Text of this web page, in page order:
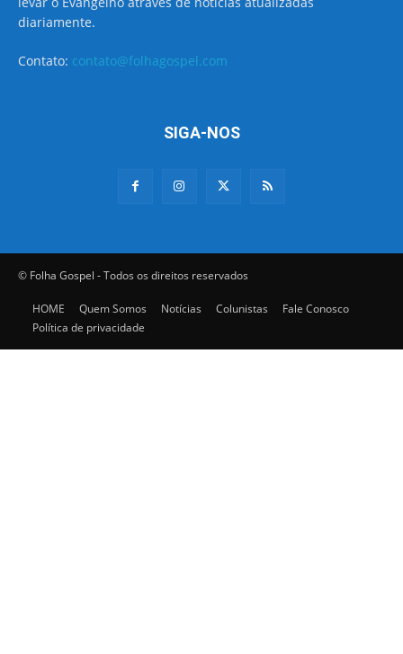
diariamente.
Contato: contato@folhagospel.com
SIGA-NOS
© Folha Gospel - Todos os direitos reservados
HOME Quem Somos Notícias Colunistas
Fale Conosco
Política de privacidade